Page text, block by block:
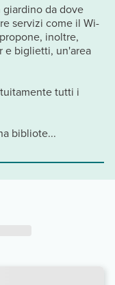
da dove
servizi come il Wi-
inoltre,
e biglietti, un'area
tutti i
bibliote...